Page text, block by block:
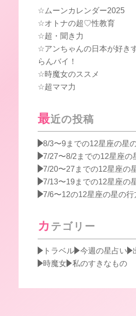
ムーンカレンダー2025
オトナの超♡性教育
超・聞き力
アンちゃんの日本が好き
らんバイ！
時魔女のススメ
超ママ力
最近の投稿
8/3〜9までの12星座の星
7/27〜8/2までの12星座の
7/20〜27までの12星座の
7/13〜19までの12星座の
7/6〜12の12星座の星の行
カ テゴリー
トラベル 今週の星占い
時魔女
私のすきなもの